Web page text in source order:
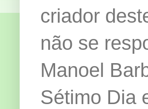
criador
não se
Manoel
Sétimo Dia